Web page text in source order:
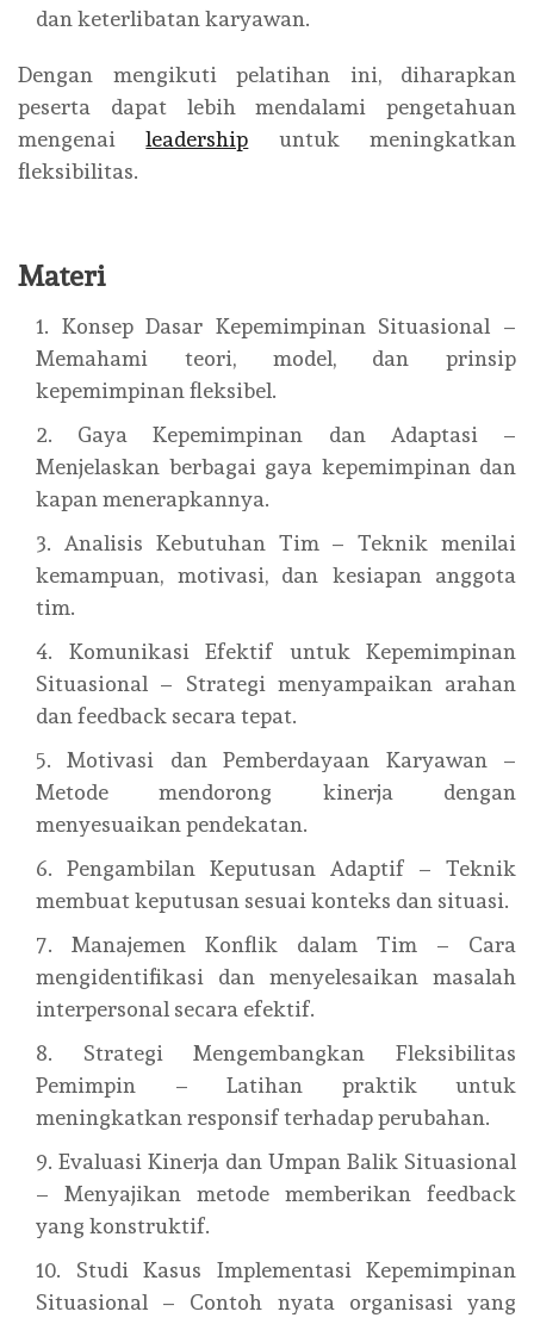
dan keterlibatan karyawan.
Dengan mengikuti pelatihan ini, diharapkan
peserta dapat lebih mendalami pengetahuan
mengenaileadership untuk meningkatkan
fleksibilitas.
Materi
Konsep Dasar Kepemimpinan Situasional –
Memahami teori, model, dan prinsip
kepemimpinan fleksibel.
Gaya Kepemimpinan dan Adaptasi –
Menjelaskan berbagai gaya kepemimpinan dan
kapan menerapkannya.
Analisis Kebutuhan Tim – Teknik menilai
kemampuan, motivasi, dan kesiapan anggota
tim.
Komunikasi Efektif untuk Kepemimpinan
Situasional – Strategi menyampaikan arahan
dan feedback secara tepat.
Motivasi dan Pemberdayaan Karyawan –
Metode mendorong kinerja dengan
menyesuaikan pendekatan.
Pengambilan Keputusan Adaptif – Teknik
membuat keputusan sesuai konteks dan situasi.
Manajemen Konflik dalam Tim – Cara
mengidentifikasi dan menyelesaikan masalah
interpersonal secara efektif.
Strategi Mengembangkan Fleksibilitas
Pemimpin – Latihan praktik untuk
meningkatkan responsif terhadap perubahan.
Evaluasi Kinerja dan Umpan Balik Situasional
– Menyajikan metode memberikan feedback
yang konstruktif.
Studi Kasus Implementasi Kepemimpinan
Situasional – Contoh nyata organisasi yang